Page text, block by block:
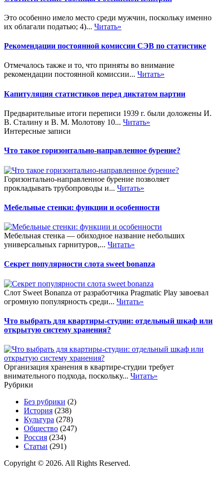
Это особенно имело место среди мужчин, поскольку именно
их облагали податью; 4)... Читать»
Рекомендации постоянной комиссии СЭВ по статистике
Отмечалось также и то, что приняты во внимание
рекомендации постоянной комиссии... Читать»
Капитуляция статистиков перед диктатом партии
Предварительные итоги переписи 1939 г. были доложены И.
В. Сталину и В. М. Молотову 10... Читать»
Интересные записи
Что такое горизонтально-направленное бурение?
Горизонтально-направленное бурение позволяет
прокладывать трубопроводы и... Читать»
Мебельные стенки: функции и особенности
Мебельная стенка — обиходное название небольших
универсальных гарнитуров,... Читать»
Секрет популярности слота sweet bonanza
Слот Sweet Bonanza от разработчика Pragmatic Play завоевал
огромную популярность среди... Читать»
Что выбрать для квартиры-студии: отдельный шкаф или
открытую систему хранения?
Организация хранения в квартире-студии требует
внимательного подхода, поскольку... Читать»
Рубрики
Без рубрики (2)
История (238)
Культура (278)
Общество (247)
Россия (234)
Статьи (291)
Copyright © 2026. All Rights Reserved.